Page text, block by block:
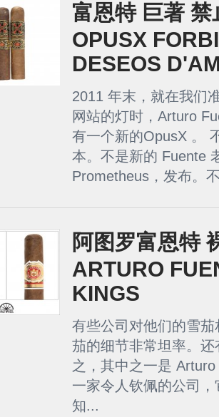
富恩特 巨著
OPUSX
DESEOS
2011 年末，就在我们
网站的灯时，Arturo
有一个新的OpusX 。
本。不是新的 Fuente
Prometheus，发布。
阿图罗富恩特
ARTURO
KINGS
有些公司对他们的雪
茄的细节非常坦率。
之，其中之一是
一家令人钦佩的公司
知...